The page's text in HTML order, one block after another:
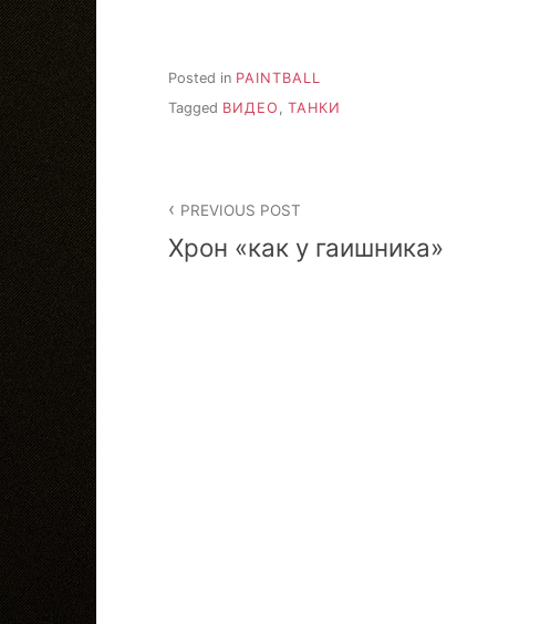
Posted in PAINTBALL
Tagged ВИДЕО ТАНКИ
navigation
PREVIOUS POST
Хрон «как у гаишника»